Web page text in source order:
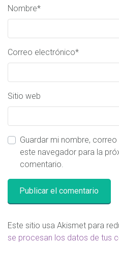
Nombre*
Correo electrónico*
Sitio web
Guardar mi nombre,
este navegador para la
comentario.
Este sitio usa Akismet para
se procesan los datos de tus